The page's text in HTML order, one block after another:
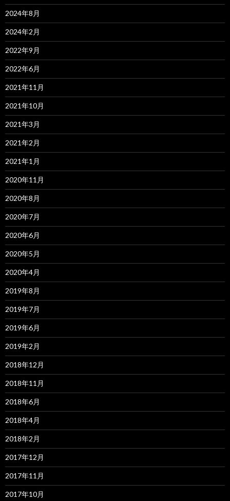
2024年8月
2024年2月
2022年9月
2022年6月
2021年11月
2021年10月
2021年3月
2021年2月
2021年1月
2020年11月
2020年8月
2020年7月
2020年6月
2020年5月
2020年4月
2019年8月
2019年7月
2019年6月
2019年2月
2018年12月
2018年11月
2018年6月
2018年4月
2018年2月
2017年12月
2017年11月
2017年10月